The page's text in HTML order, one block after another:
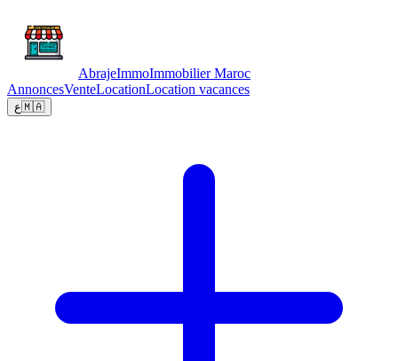
AbrajeImmoImmobilier Maroc
AnnoncesVenteLocationLocation vacances
ع🇲🇦